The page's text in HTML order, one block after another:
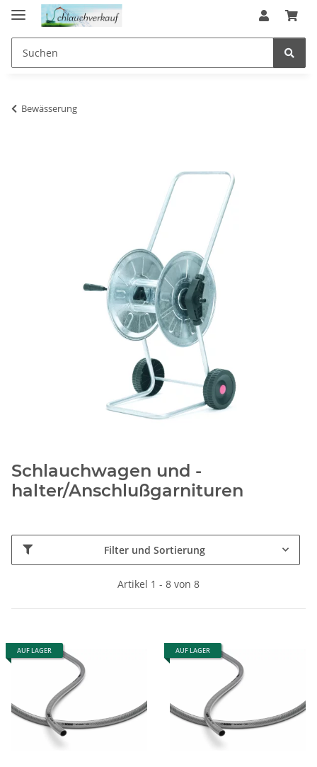
Bewässerung
Schlauchwagen und -
halter/Anschlußgarnituren
Filter und Sortierung
Artikel 1 - 8 von 8
AUF LAGER AUF LAGER